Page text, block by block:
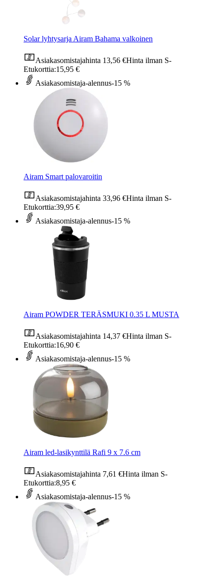
Solar lyhtysarja Airam Bahama valkoinen
Asiakasomistajahinta 13,56 €Hinta ilman S-
Etukorttia:15,95 €
Asiakasomistaja-alennus-15 %
Airam Smart palovaroitin
Asiakasomistajahinta 33,96 €Hinta ilman S-
Etukorttia:39,95 €
Asiakasomistaja-alennus-15 %
Airam POWDER TERÄSMUKI 0.35 L MUSTA
Asiakasomistajahinta 14,37 €Hinta ilman S-
Etukorttia:16,90 €
Asiakasomistaja-alennus-15 %
Airam led-lasikynttilä Rafi 9 x 7.6 cm
Asiakasomistajahinta 7,61 €Hinta ilman S-
Etukorttia:8,95 €
Asiakasomistaja-alennus-15 %